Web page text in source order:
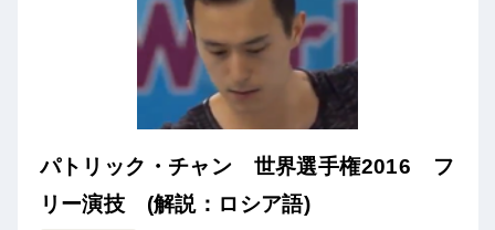
パトリック・チャン 世界選手権2016 フ
リー演技 (解説：ロシア語)